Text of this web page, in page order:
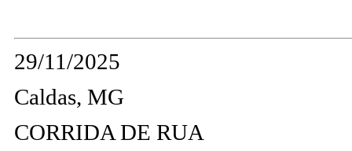
29/11/2025
Caldas, MG
CORRIDA DE RUA